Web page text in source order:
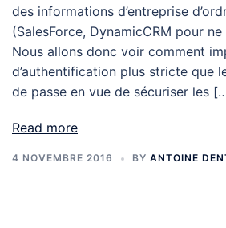
des informations d’entreprise
(SalesForce, DynamicCRM pour
Nous allons donc voir comment
d’authentification plus stricte que
de passe en vue de sécuriser les
Read more
4 NOVEMBRE 2016 BY ANTOINE